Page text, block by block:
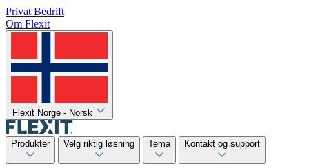
Privat Bedrift
Om Flexit
Flexit Norge - Norsk
Produkter Velg riktig løsning Tema Kontakt og support